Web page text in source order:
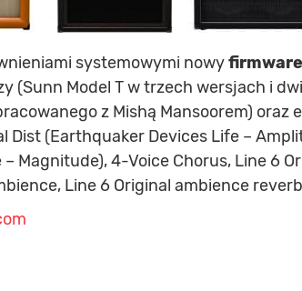
systemowymi nowy
(Sunn Model T w trzech wersjach i
z Mishą Mansoorem) oraz
Dist (Earthquaker Devices Life –
– Magnitude), 4-Voice Chorus, Line 6
Line 6 Original ambience